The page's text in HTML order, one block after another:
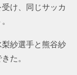
け、同じサッカ
紗選手と熊谷紗
た。